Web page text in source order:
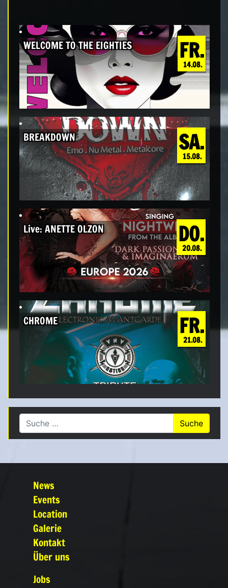
FR.
14.08.
WELCOME TO THE EIGHTIES
SA.
15.08.
BREAKDOWN
DO.
20.08.
Live: ANETTE OLZON
FR.
21.08.
CHROME
Suche nach:
News
Events
Location
Galerie
Kontakt
Über uns
Jobs